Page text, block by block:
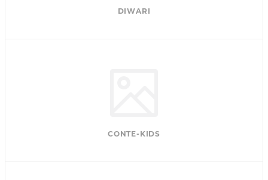
DIWARI
CONTE-KIDS